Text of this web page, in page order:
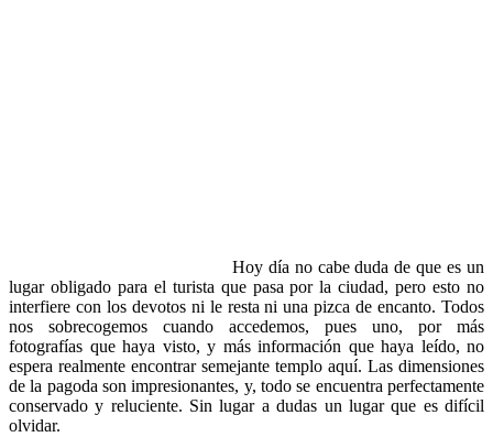
Hoy día no cabe duda de que es un
lugar obligado para el turista que pasa por la ciudad, pero esto no
interfiere con los devotos ni le resta ni una pizca de encanto. Todos
nos sobrecogemos cuando accedemos, pues uno, por más
fotografías que haya visto, y más información que haya leído, no
espera realmente encontrar semejante templo aquí. Las dimensiones
de la pagoda son impresionantes, y, todo se encuentra perfectamente
conservado y reluciente. Sin lugar a dudas un lugar que es difícil
olvidar.